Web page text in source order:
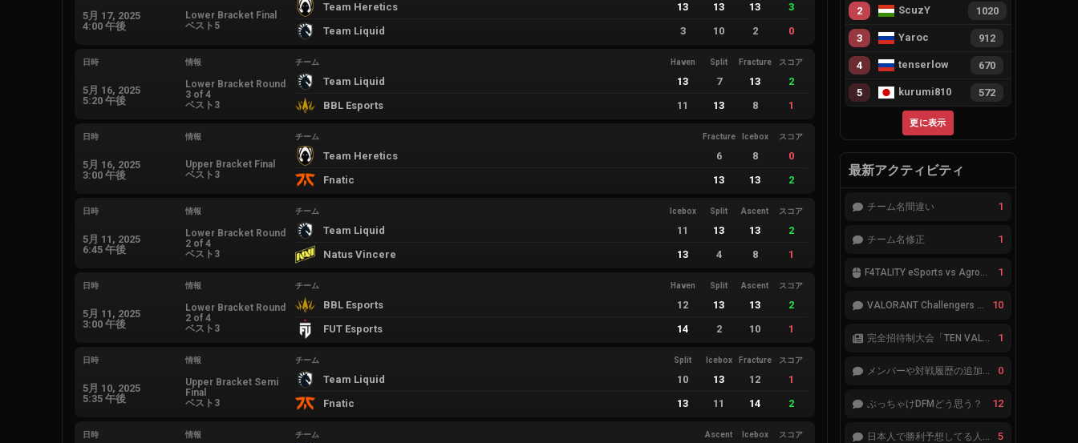
5月 17, 2025
4:00 午後
Lower Bracket Final
ベスト5
Team Heretics 13 13 13
3
Team Liquid
3 10 2 0
日時
5月 16, 2025
5:20 午後
情報
Lower Bracket Round
3 of 4
ベスト3
チーム Haven Split Fracture スコア
Team Liquid 13 7 13
2
BBL Esports
11 13 8 1
日時
5月 16, 2025
3:00 午後
情報
Upper Bracket Final
ベスト3
チーム Fracture Icebox スコア
Team Heretics 6 8
0
Fnatic
13 13 2
日時
5月 11, 2025
6:45 午後
情報
Lower Bracket Round
2 of 4
ベスト3
チーム Icebox Split Ascent スコア
Team Liquid 11 13 13
2
Natus Vincere
13 4 8 1
日時
5月 11, 2025
3:00 午後
情報
Lower Bracket Round
2 of 4
ベスト3
チーム Haven Split Ascent スコア
BBL Esports 12 13 13
2
FUT Esports
14 2 10 1
日時
5月 10, 2025
5:35 午後
情報
Upper Bracket Semi
Final
ベスト3
チーム Split Icebox Fracture スコア
Team Liquid 10 13 12
1
Fnatic
13 11 14 2
日時 情報 チーム Ascent Icebox スコア
2 ScuzY 1020
3 Yaroc 912
4 tenserlow 670
5 kurumi810 572
更に表示
最新アクティビティ
チーム名間違い 1
チーム名修正 1
F4TALITY eSports vs Agropesca Jacaré 1
VALORANT Challengers 2023: Japan Split 1 MAIN STAGE TIER表 10
完全招待制大会「TEN VALORANT Global Invitaional 2023」が韓国で開催 1
メンバーや対戦履歴の追加が必要です。 0
ぶっちゃけDFMどう思う？ 12
日本人で勝利予想してる人集合 5